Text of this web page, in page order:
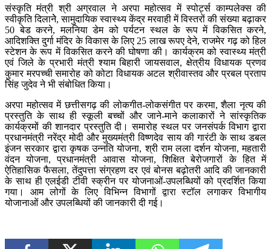
संस्कृति मंत्री श्री अग्रवाल ने अरपा महोत्सव में स्पोर्ट्स काम्पलेक्स की
स्वीकृति दिलानेे, सामुदायिक स्वास्थ्य केंद्र मरवाही में विस्तरों की संख्या बढ़ाकर
50 बेड करने, मलनिया डेम को पर्यटन स्थल के रूप में विकसित करने,
आदिशक्ति दुर्गा मंदिर के विकास के लिए 25 लाख रूपए देने, राजमेर गढ़ को हिल
स्टेशन के रूप में विकसित करने की घोषणा की। कार्यक्रम को स्वास्थ्य मंत्री
एवं जिले के प्रभारी मंत्री श्याम बिहारी जायसवाल, क्षेत्रीय विधायक प्रणव
कुमार मरपच्ची समारोह को कोटा विधायक अटल श्रीवास्तव और प्रबल प्रताप
सिंह जुदेव ने भी संबोधित किया।
अरपा महोत्सव में छत्तीसगढ़ की लोकगीत-लोकसंगीत पर करमा, शैला नृत्य की
प्रस्तुति के साथ ही स्कूली बच्चों और जाने-माने कलाकारों ने सांस्कृतिक
कार्यक्रमों की शानदार प्रस्तुति दी। समारोह स्थल पर जनसंपर्क विभाग द्वारा
प्रधानमंत्री नरेंद्र मोदी और मुख्यमंत्री विष्णदेव साय की गारंटी के साथ डबल
इंजन सरकार द्वारा कृषक उन्नति योजना, श्री राम लला दर्शन योजना, महतारी
वंदन योजना, प्रधानमंत्री आवास योजना, शिक्षित बेरोजगारों के हित में
ऐतिहासिक फैसला, तेंदुपत्ता संग्रहण दर एवं बोनस बढ़ोतरी आदि की जानकारी
के साथ ही एलईडी टीवी स्क्रीन पर योजनाओं-उपलब्धियों को प्रदर्शित किया
गया। आम लोगों के लिए विभिन्न विभागों द्वारा स्टॉल लगाकर विभागीय
योजानाओं और उपलब्धियों की जानकारी दी गई।